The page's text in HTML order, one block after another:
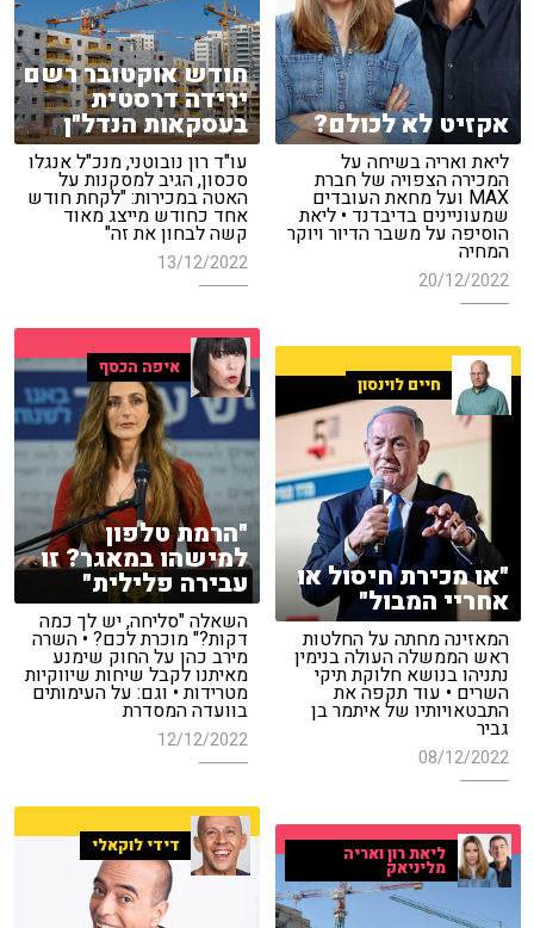
אקזיט לא לכולם?
ליאת ואריה בשיחה על
המכירה הצפויה של חברת
MAX ועל מחאת העובדים
שמעוניינים בדיבדנד • ליאת
הוסיפה על משבר הדיור ויוקר
המחיה
20/12/2022
חודש אוקטובר רשם
ירידה דרסטית
בעסקאות הנדל"ן
עו"ד רון נובוטני, מנכ"ל אנגלו
סכסון, הגיב למסקנות על
האטה במכירות: "לקחת חודש
אחד כחודש מייצג מאוד
קשה לבחון את זה"
13/12/2022
איפה הכסף
"הרמת טלפון
למישהו במאגר? זו
עבירה פלילית"
השאלה "סליחה, יש לך כמה
דקות?" מוכרת לכם? • השרה
מירב כהן על החוק שימנע
מאיתנו לקבל שיחות שיווקיות
מטרידות • וגם: על העימותים
בוועדה המסדרת
12/12/2022
חיים לוינסון
"או מכירת חיסול או
אחריי המבול"
המאזינה מחתה על החלטות
ראש הממשלה העולה בנימין
נתניהו בנושא חלוקת תיקי
השרים • עוד תקפה את
התבטאויותיו של איתמר בן
גביר
08/12/2022
דידי לוקאלי ליאת רון ואריה
מליניאק